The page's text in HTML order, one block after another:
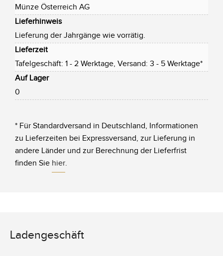
Münze Österreich AG
Lieferhinweis
Lieferung der Jahrgänge wie vorrätig.
Lieferzeit
Tafelgeschäft: 1 - 2 Werktage, Versand: 3 - 5 Werktage*
Auf Lager
0
* Für Standardversand in Deutschland, Informationen
zu Lieferzeiten bei Expressversand, zur Lieferung in
andere Länder und zur Berechnung der Lieferfrist
finden Sie hier.
Ladengeschäft